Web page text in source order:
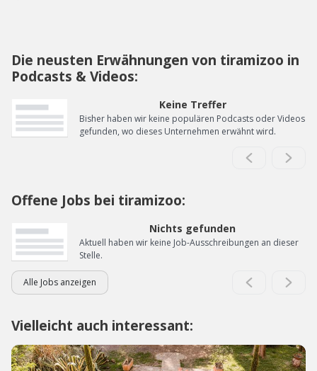
Die neusten Erwähnungen von tiramizoo in
Podcasts & Videos:
Keine Treffer
Bisher haben wir keine populären Podcasts oder Videos
gefunden, wo dieses Unternehmen erwähnt wird.
Offene Jobs bei tiramizoo:
Nichts gefunden
Aktuell haben wir keine Job-Ausschreibungen an dieser
Stelle.
Alle Jobs anzeigen
Vielleicht auch interessant: